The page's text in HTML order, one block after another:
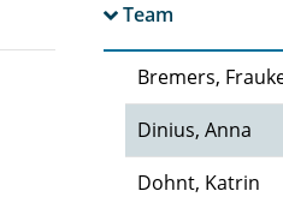
Team
Bremers,
Dinius, Anna
Dohnt, Katrin